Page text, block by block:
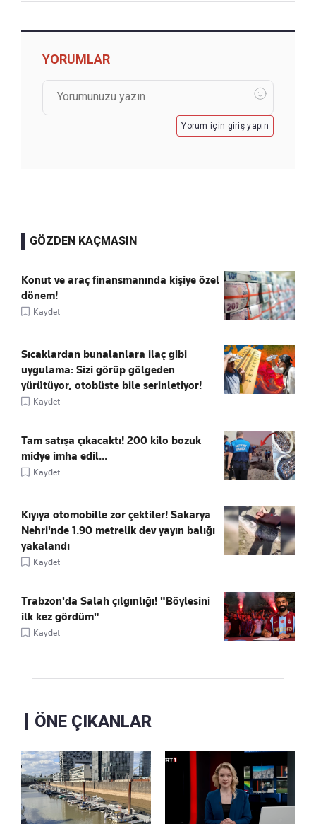
YORUMLAR
Yorum için giriş yapın
GÖZDEN KAÇMASIN
Konut ve araç finansmanında kişiye özel
dönem!
Kaydet
Sıcaklardan bunalanlara ilaç gibi
uygulama: Sizi görüp gölgeden
yürütüyor, otobüste bile serinletiyor!
Kaydet
Tam satışa çıkacaktı! 200 kilo bozuk
midye imha edil...
Kaydet
Kıyıya otomobille zor çektiler! Sakarya
Nehri'nde 1.90 metrelik dev yayın balığı
yakalandı
Kaydet
Trabzon'da Salah çılgınlığı! "Böylesini
ilk kez gördüm"
Kaydet
ÖNE ÇIKANLAR